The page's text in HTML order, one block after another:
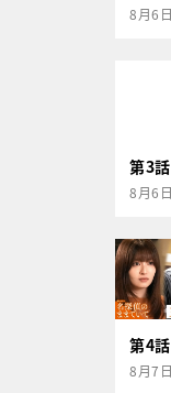
8月6
第3
8月6
第4
8月7